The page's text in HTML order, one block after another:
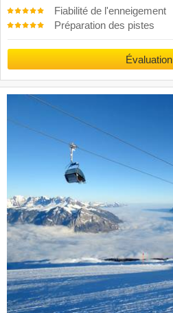
Fiabilité de l'enneigement
Préparation des pistes
Évaluation